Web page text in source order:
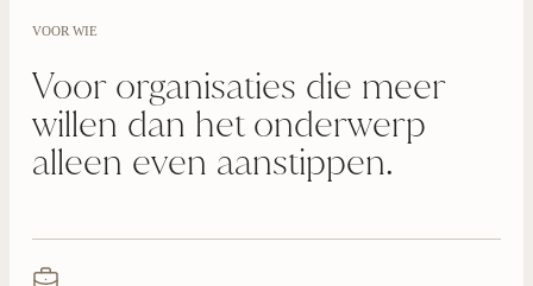
VOOR WIE
Voor organisaties die meer
willen dan het onderwerp
alleen even aanstippen.